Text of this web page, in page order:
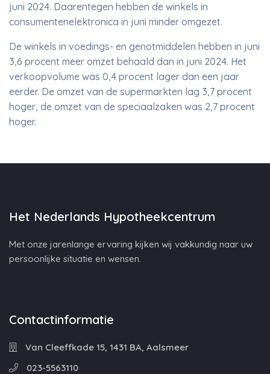
juni 2024. Daarentegen hebben de winkels in
consumentenelektronica in juni minder omgezet.
De winkels in voedings- en genotmiddelen hebben in juni
3,6 procent meer omzet behaald dan in juni 2024. Het
verkoopvolume was 0,4 procent lager dan een jaar
eerder. De omzet van de supermarkten lag 3,7 procent
hoger, de omzet van de speciaalzaken was 2,7 procent
hoger.
Het Nederlands Hypotheekcentrum
Met onze jarenlange ervaring kijken wij vakkundig naar uw
persoonlijke situatie en wensen.
Contactinformatie
Van Cleeffkade 15, 1431 BA, Aalsmeer
023-5563110